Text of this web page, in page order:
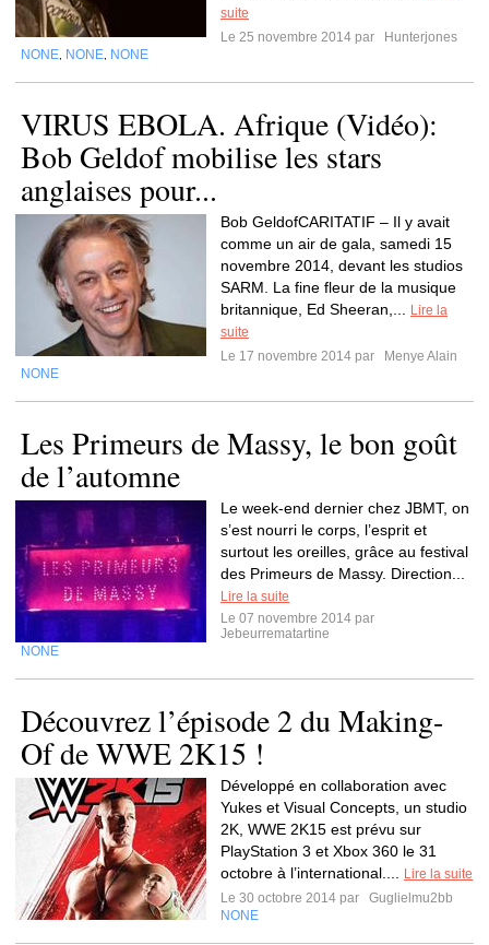
suite
Le 25 novembre 2014 par
Hunterjones
NONE NONE NONE
VIRUS EBOLA. Afrique (Vidéo):
Bob Geldof mobilise les stars
anglaises pour...
Bob GeldofCARITATIF – Il y avait
comme un air de gala, samedi 15
novembre 2014, devant les studios
SARM. La fine fleur de la musique
britannique, Ed Sheeran,...
Lire la
suite
Le 17 novembre 2014 par
Menye Alain
NONE
Les Primeurs de Massy, le bon goût
de l’automne
Le week-end dernier chez JBMT, on
s’est nourri le corps, l’esprit et
surtout les oreilles, grâce au festival
des Primeurs de Massy. Direction...
Lire la suite
Le 07 novembre 2014 par
Jebeurrematartine
NONE
Découvrez l’épisode 2 du Making-
Of de WWE 2K15 !
Développé en collaboration avec
Yukes et Visual Concepts, un studio
2K, WWE 2K15 est prévu sur
PlayStation 3 et Xbox 360 le 31
octobre à l’international....
Lire la suite
Le 30 octobre 2014 par
Guglielmu2bb
NONE